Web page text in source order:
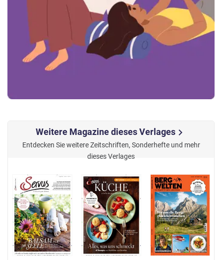
Weitere Magazine dieses Verlageschevron_right
Entdecken Sie weitere Zeitschriften, Sonderhefte und mehr
dieses Verlages